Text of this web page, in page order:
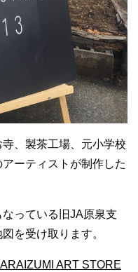
、製茶工場、元小学校
ーティストが制作した
っている旧JA原泉支
を受け取ります。
ART STORE